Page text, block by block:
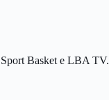
Basket e LBA TV.